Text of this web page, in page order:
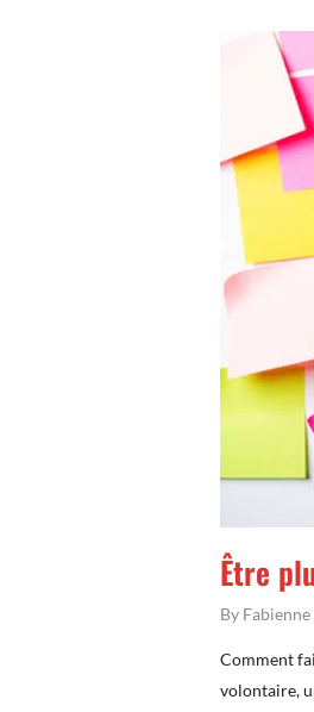
Être
By Fabienne
Comment
volontaire,